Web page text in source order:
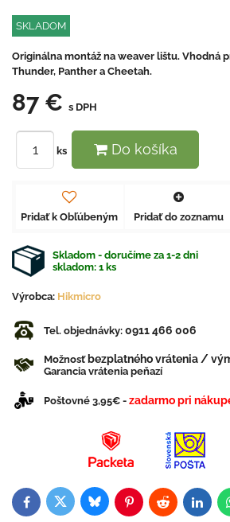
SKLADOM
Originálna montáž na weaver lištu. Vhodná
Thunder, Panther a Cheetah.
87 € s DPH
ks Do košíka
Pridať k Obľúbeným Pridať do zoznamu
Skladom - doručíme za 1-2 dni
skladom: 1 ks
Výrobca: Hikmicro
Tel. objednávky: 0911 466 006
Možnosťbezplatného vrátenia /
Garancia vrátenia peňazí
Poštovné 3,95€ - zadarmo pri
FacebookTwitterBlueskyPinterestReddit